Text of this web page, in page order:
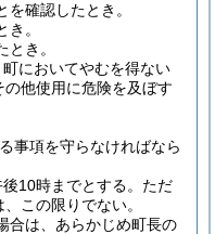
確認したとき。
。
き。
においてやむを得ない
他使用に危険を及ぼす
事項を守らなければなら
10時までとする。 ただ
この限りでない。
合は、あらかじめ町長の